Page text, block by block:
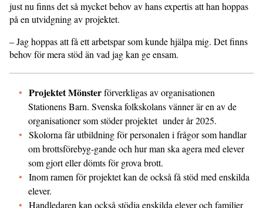
just nu finns det så mycket behov av hans expertis att han hoppas
på en utvidgning av projektet.
– Jag hoppas att få ett arbetspar som kunde hjälpa mig. Det finns
behov för mera stöd än vad jag kan ge ensam.
Projektet Mönsterförverkligas av organisationen
Stationens Barn. Svenska folkskolans vänner är en av de
organisationer som stöder projektet under år 2025.
Skolorna får utbildning för personalen i frågor som handlar
om brottsförebyg-gande och hur man ska agera med elever
som gjort eller dömts för grova brott.
Inom ramen för projektet kan de också få stöd med enskilda
elever.
Handledaren kan också stödja enskilda elever och familjer